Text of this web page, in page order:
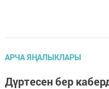
АРЧА ЯҢАЛЫКЛАРЫ
Дүртесен бер